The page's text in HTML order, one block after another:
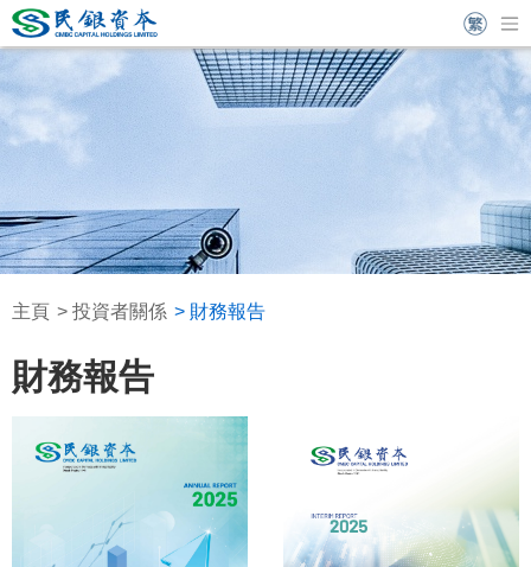
主頁 投資者關係 財務報告
財務報告